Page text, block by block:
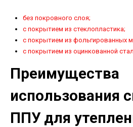
без покровного слоя;
с покрытием из стеклопластика;
с покрытием из фольгированных
с покрытием из оцинкованной
Преимущества
использования
ППУ для